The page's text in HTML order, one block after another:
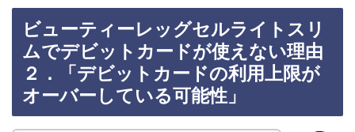
ビューティーレッグセルライトスリ
ムでデビットカードが使えない理由
２．「デビットカードの利用上限が
オーバーしている可能性」